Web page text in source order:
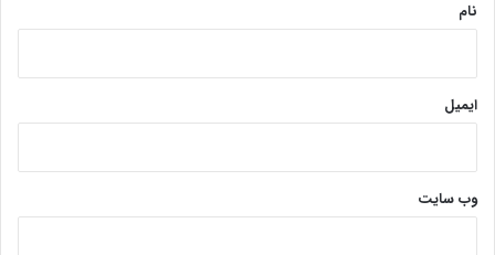
نام
ایمیل
وب‌ سایت